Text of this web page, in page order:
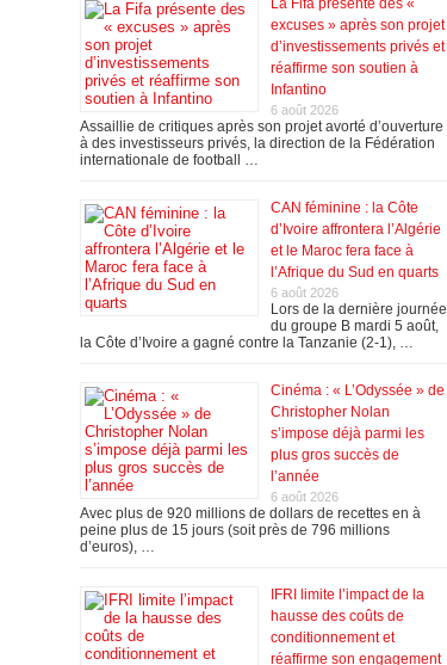
La Fifa présente des «
excuses » après son projet
d’investissements privés et
réaffirme son soutien à
Infantino
6 août 2026
Assaillie de critiques après son projet avorté d’ouverture
à des investisseurs privés, la direction de la Fédération
internationale de football …
CAN féminine : la Côte
d’Ivoire affrontera l’Algérie
et le Maroc fera face à
l’Afrique du Sud en quarts
6 août 2026
Lors de la dernière journée
du groupe B mardi 5 août,
la Côte d’Ivoire a gagné contre la Tanzanie (2-1), …
Cinéma : « L’Odyssée » de
Christopher Nolan
s’impose déjà parmi les
plus gros succès de
l’année
6 août 2026
Avec plus de 920 millions de dollars de recettes en à
peine plus de 15 jours (soit près de 796 millions
d’euros), …
IFRI limite l’impact de la
hausse des coûts de
conditionnement et
réaffirme son engagement